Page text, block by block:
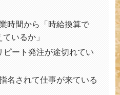
時間から「時給換算で
いるか」
ピート発注が途切れてい
名されて仕事が来ている